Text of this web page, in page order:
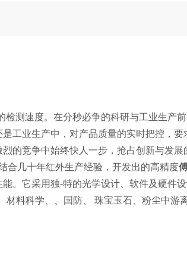
测速度。在分秒必争的科研与工业生产
工业生产中，对产品质量的实时把控，要
的竞争中始终快人一步，抢占创新与发展
合几十年红外生产经验，开发出的高精度
。它采用独-特的光学设计、软件及硬件
料科学、、国防、 珠宝玉石、粉尘中游